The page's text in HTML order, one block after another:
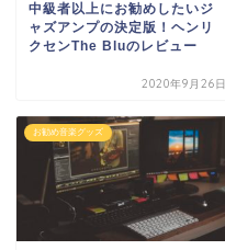
中級者以上にお勧めしたいジ
ャズアンプの決定版！ヘンリ
クセンThe Bluのレビュー
2020年9月26日
お勧め音楽グッズ